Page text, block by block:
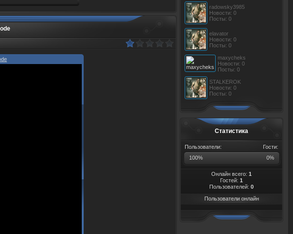
radowsky3985
Новости: 0
Посты: 0
elavator
Новости: 0
Посты: 0
maxycheks
Новости: 0
Посты: 0
STALKEROK
Новости: 0
Посты: 0
Статистика
Гости:
Пользователи:
100%
0%
Онлайн всего: 1
Гостей: 1
Пользователей: 0
Пользователи онлайн